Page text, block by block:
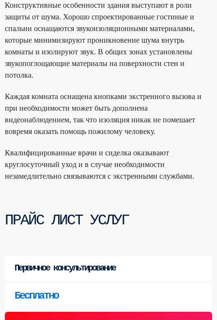
Конструктивные особенности здания выступают в роли
защиты от шума. Хорошо спроектированные гостиные и
спальни оснащаются звукоизоляционными материалами,
которые минимизируют проникновение шума внутрь
комнаты и изолируют звук. В общих зонах установлены
звукопоглощающие материалы на поверхности стен и
потолка.
Каждая комната оснащена кнопками экстренного вызова и
при необходимости может быть дополнена
видеонаблюдением, так что изоляция никак не помешает
вовремя оказать помощь пожилому человеку.
Квалифицированные врачи и сиделка оказывают
круглосуточный уход и в случае необходимости
незамедлительно связываются с экстренными службами.
ПРАЙС ЛИСТ УСЛУГ
Первичное консультирование
Бесплатно